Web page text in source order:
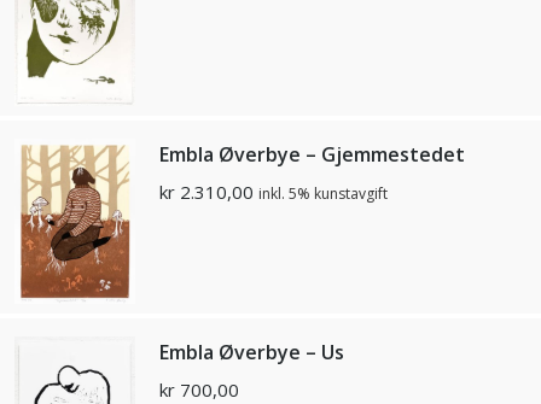
Embla Øverbye – Gjemmestedet
kr 2.310,00 inkl. 5% kunstavgift
Embla Øverbye – Us
kr 700,00